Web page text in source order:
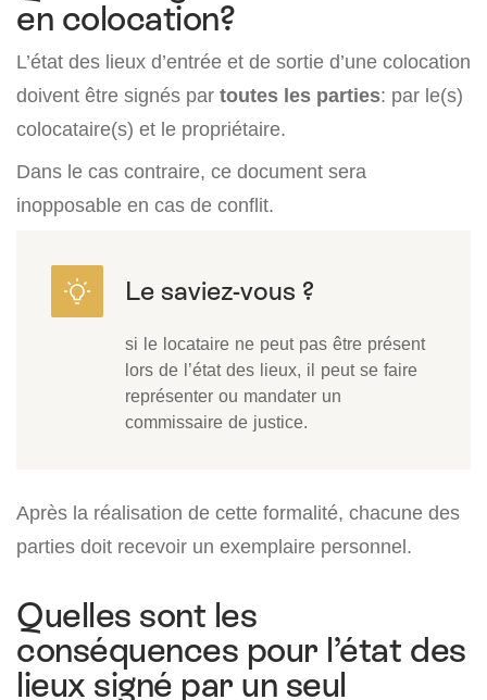
en colocation?
L’état des lieux d’entrée et de sortie d’une colocation
doivent être signés par toutes les parties: par le(s)
colocataire(s) et le propriétaire.
Dans le cas contraire, ce document sera
inopposable en cas de conflit.
si le locataire ne peut pas être présent
lors de l’état des lieux, il peut se faire
représenter ou mandater un
commissaire de justice.
Après la réalisation de cette formalité, chacune des
parties doit recevoir un exemplaire personnel.
Quelles sont les
conséquences pour l’état des
lieux signé par un seul